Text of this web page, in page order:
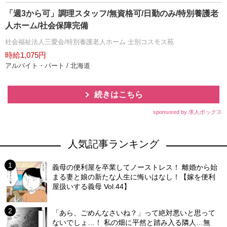
「週3から可」調理スタッフ/無資格可/日勤のみ/特別養護老
人ホーム/社会保障完備
社会福祉法人三愛会/特別養護老人ホーム 士別コスモス苑
時給1,075円
アルバイト・パート / 北海道
続きはこちら
sponsored by 求人ボックス
人気記事ランキング
義母の便利屋を卒業してノーストレス！ 離婚から始
まる妻と娘の新たな人生に悔いはなし！【嫁を便利
屋扱いする義母 Vol.44】
「あら、ごめんなさいね？」って絶対悪いと思って
ないでしょ…！ 私の畑に平然と踏み入る隣人…無